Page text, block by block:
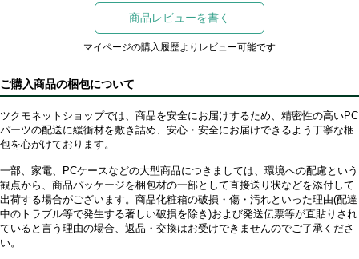
商品レビューを書く
マイページの購入履歴よりレビュー可能です
ご購入商品の梱包について
ツクモネットショップでは、商品を安全にお届けするため、精密性の高いPC
パーツの配送に緩衝材を敷き詰め、安心・安全にお届けできるよう丁寧な梱
包を心がけております。
一部、家電、PCケースなどの大型商品につきましては、環境への配慮という
観点から、商品パッケージを梱包材の一部として直接送り状などを添付して
出荷する場合がございます。商品化粧箱の破損・傷・汚れといった理由(配達
中のトラブル等で発生する著しい破損を除き)および発送伝票等が直貼りされ
ていると言う理由の場合、返品・交換はお受けできませんのでご了承くださ
い。